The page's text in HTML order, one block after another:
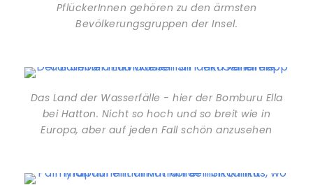
PflückerInnen gehören zu den ärmsten
Bevölkerungsgruppen der Insel.
Das Land der Wasserfälle - hier der Bomburu Ella
bei Hatton. Nicht so hoch und so breit wie in
Europa, aber auf jeden Fall schön anzusehen